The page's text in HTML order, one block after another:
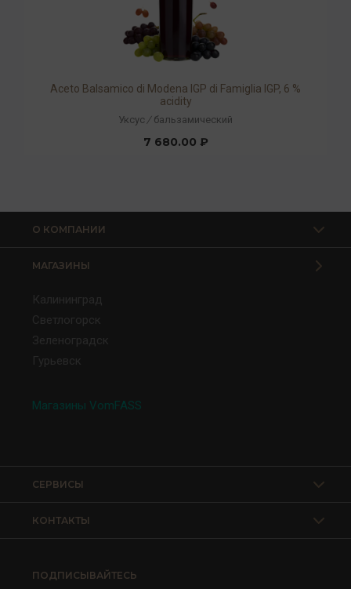
Aceto Balsamico di Modena IGP di Famiglia IGP, 6 %
acidity
Уксус / бальзамический
7 680.00 ₽
О КОМПАНИИ
МАГАЗИНЫ
Калининград
Светлогорск
Зеленоградск
Гурьевск
Магазины VomFASS
КОНТАКТЫ
СЕРВИСЫ
ПОДПИСЫВАЙТЕСЬ